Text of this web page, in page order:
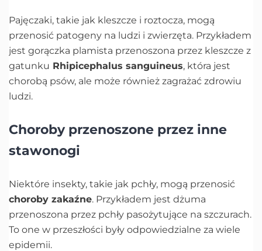
Pajęczaki, takie jak kleszcze i roztocza, mogą
przenosić patogeny na ludzi i zwierzęta. Przykładem
jest gorączka plamista przenoszona przez kleszcze z
gatunku Rhipicephalus sanguineus, która jest
chorobą psów, ale może również zagrażać zdrowiu
ludzi.
Choroby przenoszone przez inne
stawonogi
Niektóre insekty, takie jak pchły, mogą przenosić
choroby zakaźne. Przykładem jest dżuma
przenoszona przez pchły pasożytujące na szczurach.
To one w przeszłości były odpowiedzialne za wiele
epidemii.